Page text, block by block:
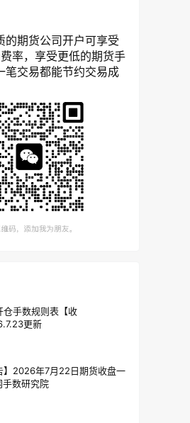
的期货公司开户可享受
率，享受更低的期货手
笔交易都能节约交易成
仓手数规则表【收
更新
】2026年7月22日期货收盘一
手数研究院